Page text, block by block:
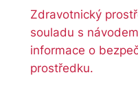
Zdravotnický
souladu s
informace o
prostředku.